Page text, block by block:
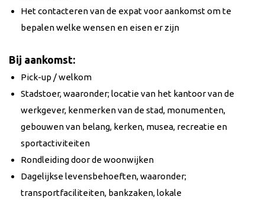
Het contacteren van de expat voor aankomst om te
bepalen welke wensen en eisen er zijn
Bij aankomst:
Pick-up / welkom
Stadstoer, waaronder; locatie van het kantoor van de
werkgever, kenmerken van de stad, monumenten,
gebouwen van belang, kerken, musea, recreatie en
sportactiviteiten
Rondleiding door de woonwijken
Dagelijkse levensbehoeften, waaronder;
transportfaciliteiten, bankzaken, lokale